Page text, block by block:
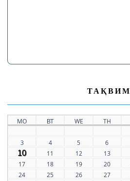
ТАҚВИМ
MO ВТ WE TH
3
4 5 6
10
11 12 13
17
18 19 20
24
25 26 27